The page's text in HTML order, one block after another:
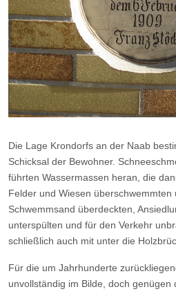
Die Lage Krondorfs an der Naab
Schicksal der Bewohner.
führten Wassermassen heran, die
Felder und Wiesen
Schwemmsand überdeckten,
unterspülten und für den Verkehr
schließlich auch mit unter die
Für die um Jahrhunderte
unvollständig im Bilde, doch genügen